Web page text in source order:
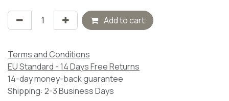
Add to cart
Terms and Conditions
EU Standard - 14 Days Free Returns
14-day money-back guarantee
Shipping: 2-3 Business Days